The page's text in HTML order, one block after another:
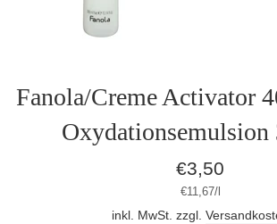
Fanola/Creme Activator
Oxydationsemulsion
Normaler
Preis
€3,50
Stückpreis
€11,67/pro
l
inkl. MwSt. zzgl.